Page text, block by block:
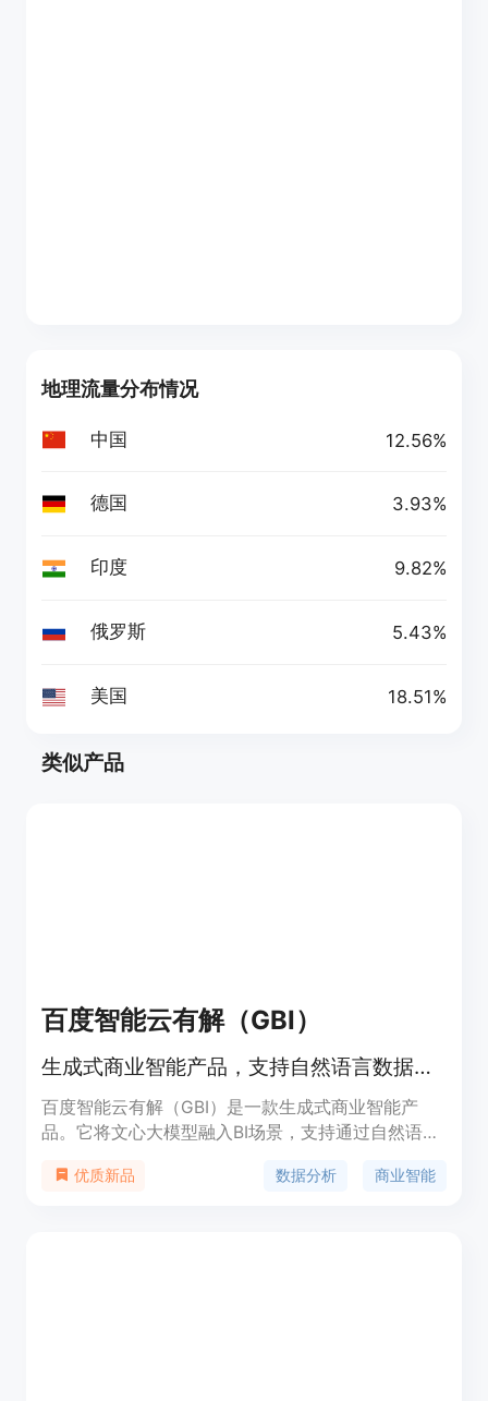
地理流量分布情况
中国 12.56%
德国 3.93%
印度 9.82%
俄罗斯 5.43%
美国 18.51%
类似产品
百度智能云有解（GBI）
生成式商业智能产品，支持自然语言数据分析
百度智能云有解（GBI）是一款生成式商业智能产
品。它将文心大模型融入BI场景，支持通过自然语言
便问"，为企业客户建立"对话即洞察"的数据分析新范
优质新品 数据分析 商业智能